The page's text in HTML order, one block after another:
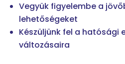
Vegyük figyelembe a
lehetőségeket
Készüljünk fel a hatósági
változásaira